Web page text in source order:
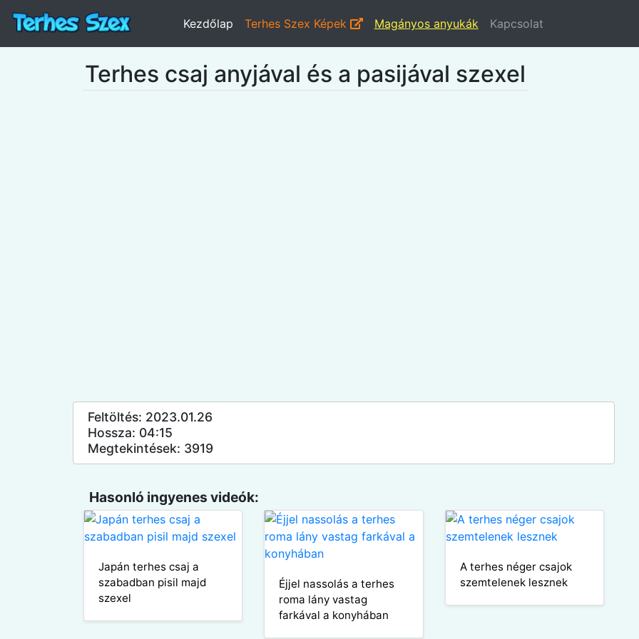
Kezdőlap Terhes Szex Képek Magányos anyukák Kapcsolat
Terhes csaj anyjával és a pasijával szexel
Feltöltés: 2023.01.26
Hossza: 04:15
Megtekintések: 3919
Hasonló ingyenes videók:
Japán terhes csaj a
szabadban pisil majd
szexel
Éjjel nassolás a terhes
roma lány vastag
farkával a konyhában
A terhes néger csajok
szemtelenek lesznek